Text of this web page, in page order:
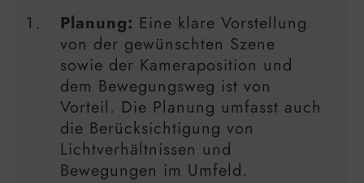
Planung: Eine klare Vorstellung
von der gewünschten Szene
sowie der Kameraposition und
dem Bewegungsweg ist von
Vorteil. Die Planung umfasst auch
die Berücksichtigung von
Lichtverhältnissen und
Bewegungen im Umfeld.